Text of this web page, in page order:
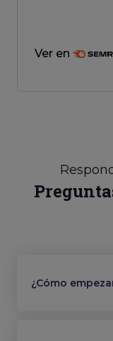
Ver en
¿Cómo